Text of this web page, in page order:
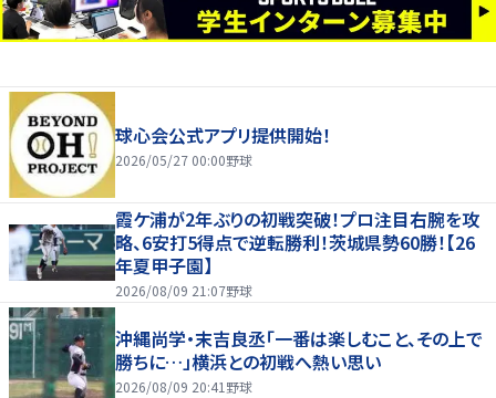
球心会公式アプリ提供開始！
2026/05/27 00:00野球
霞ケ浦が2年ぶりの初戦突破！プロ注目右腕を攻
略、6安打5得点で逆転勝利！茨城県勢60勝！【26
年夏甲子園】
2026/08/09 21:07野球
沖縄尚学・末吉良丞「一番は楽しむこと、その上で
勝ちに…」横浜との初戦へ熱い思い
2026/08/09 20:41 野球